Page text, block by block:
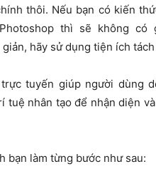
thôi. Nếu bạn có kiến
thì sẽ không có
hãy sử dụng tiện ích
tuyến giúp người dùng
tuệ nhân tạo để nhận diện
bạn làm từng bước như sau: